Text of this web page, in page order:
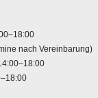
nach Vereinbarung)